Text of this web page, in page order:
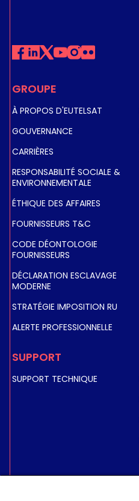
GROUPE
À PROPOS D'EUTELSAT
GOUVERNANCE
CARRIÈRES
RESPONSABILITÉ SOCIALE &
ENVIRONNEMENTALE
ÉTHIQUE DES AFFAIRES
FOURNISSEURS T&C
CODE DÉONTOLOGIE
FOURNISSEURS
DÉCLARATION ESCLAVAGE
MODERNE
STRATÉGIE IMPOSITION RU
ALERTE PROFESSIONNELLE
SUPPORT
SUPPORT TECHNIQUE